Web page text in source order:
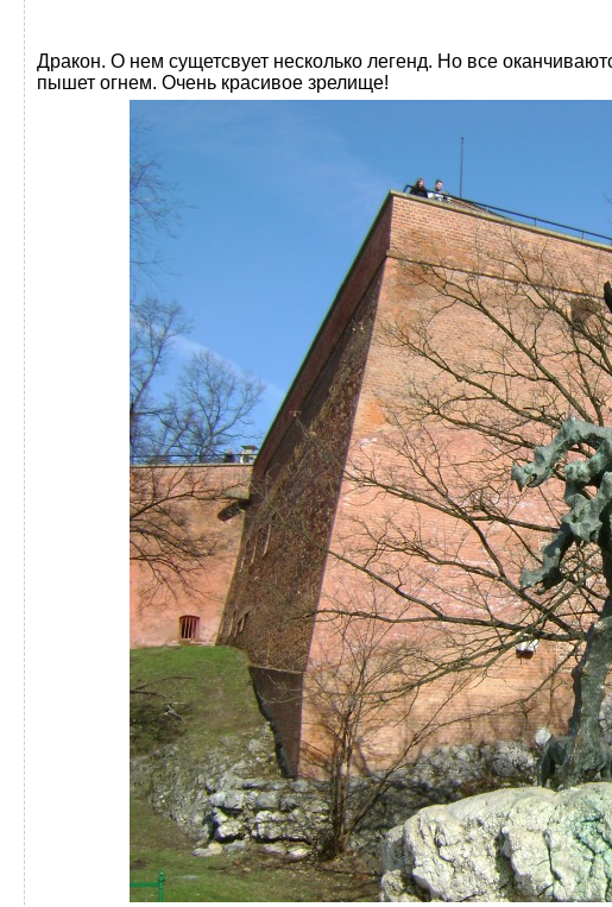
Дракон. О нем сущетсвует несколько легенд. Но все
пышет огнем. Очень красивое зрелище!